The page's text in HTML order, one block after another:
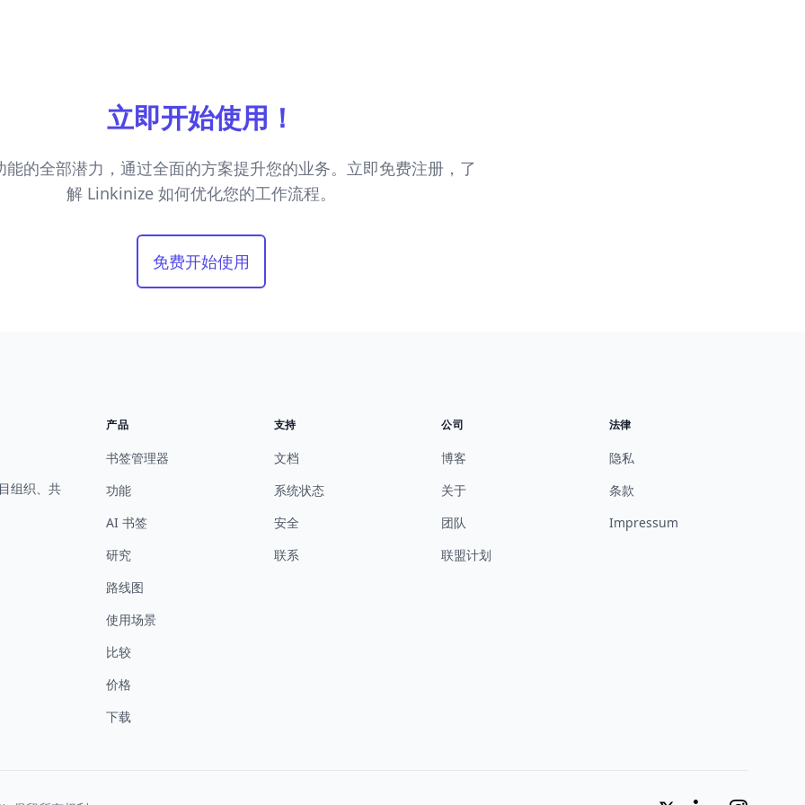
立即开始使用！
能的全部潜力，通过全面的方案提升您的业务。立即免费注册，了
解 Linkinize 如何优化您的工作流程。
免费开始使用
组织、共
产品
书签管理器
功能
AI 书签
研究
路线图
使用场景
比较
价格
下载
支持
文档
系统状态
安全
联系
公司
博客
关于
团队
联盟计划
法律
隐私
条款
Impressum